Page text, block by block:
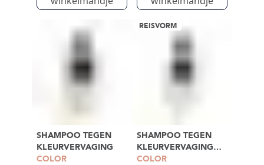
SHAMPOO TEGEN
KLEURVERVAGING
COLOR
REISVORM
SHAMPOO TEGEN
KLEURVERVAGING
100ML
COLOR